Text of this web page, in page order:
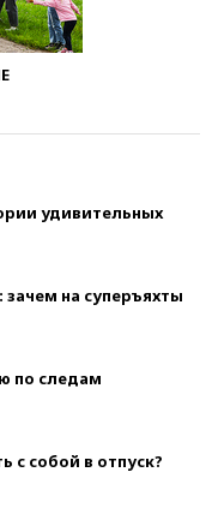
удивительных
на суперъяхты
по следам
с собой в отпуск?